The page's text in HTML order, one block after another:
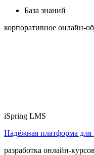
База знаний
корпоративное онлайн-
iSpring LMS
Надёжная платформа для
разработка онлайн-курсов